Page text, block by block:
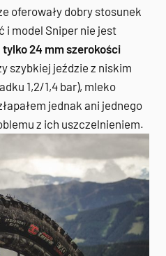
oferowały dobry stosunek
model Sniper nie jest
tylko 24 mm szerokości
szybkiej jeździe z niskim
1,2/1,4 bar), mleko
jednak ani jednego
z ich uszczelnieniem.